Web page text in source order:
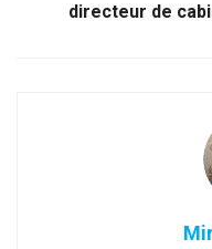
directeur de